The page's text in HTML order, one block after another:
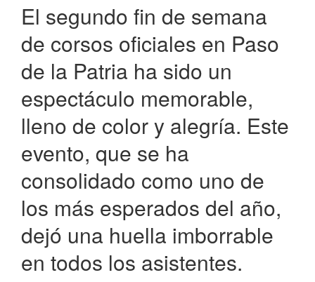
El segundo fin de semana
de corsos oficiales en Paso
de la Patria ha sido un
espectáculo memorable,
lleno de color y alegría. Este
evento, que se ha
consolidado como uno de
los más esperados del año,
dejó una huella imborrable
en todos los asistentes.